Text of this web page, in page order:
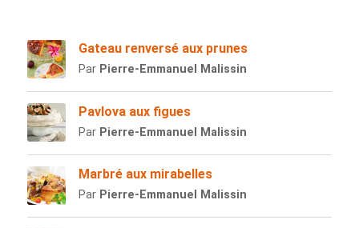
Gateau renversé aux prunes
Par Pierre-Emmanuel Malissin
Pavlova aux figues
Par Pierre-Emmanuel Malissin
Marbré aux mirabelles
Par Pierre-Emmanuel Malissin